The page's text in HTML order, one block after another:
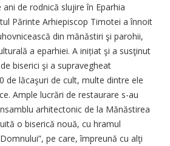
de rodnică slujire în Eparhia
Părinte Arhiepiscop Timotei a înnoit
din mănăstiri şi parohii,
a eparhiei. A inițiat şi a susţinut
biserici şi a supravegheat
de lăcaşuri de cult, multe dintre ele
Ample lucrări de restaurare s-au
arhitectonic de la Mănăstirea
o biserică nouă, cu hramul
pe care, împreună cu alţi